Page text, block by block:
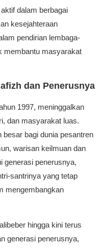
dalam berbagai
kesejahteraan
pendirian lembaga-
membantu masyarakat
dan Penerusnya
1997, meninggalkan
dan masyarakat luas.
besar bagi dunia pesantren
warisan keilmuan dan
generasi penerusnya,
santrinya yang tetap
mengembangkan
hingga kini terus
generasi penerusnya,